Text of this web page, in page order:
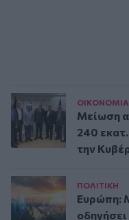
ΟΙΚΟΝΟΜΙΑ
Μείωση
240
την
ΠΟΛΙΤΙΚΗ
Ευρώπη: